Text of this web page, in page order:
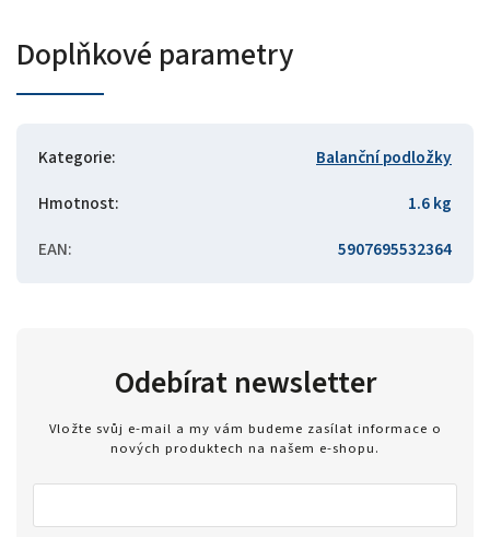
Doplňkové parametry
Kategorie:
Balanční podložky
Hmotnost:
1.6 kg
EAN: 5907695532364
Odebírat newsletter
Vložte svůj e-mail a my vám budeme zasílat informace o
nových produktech na našem e-shopu.